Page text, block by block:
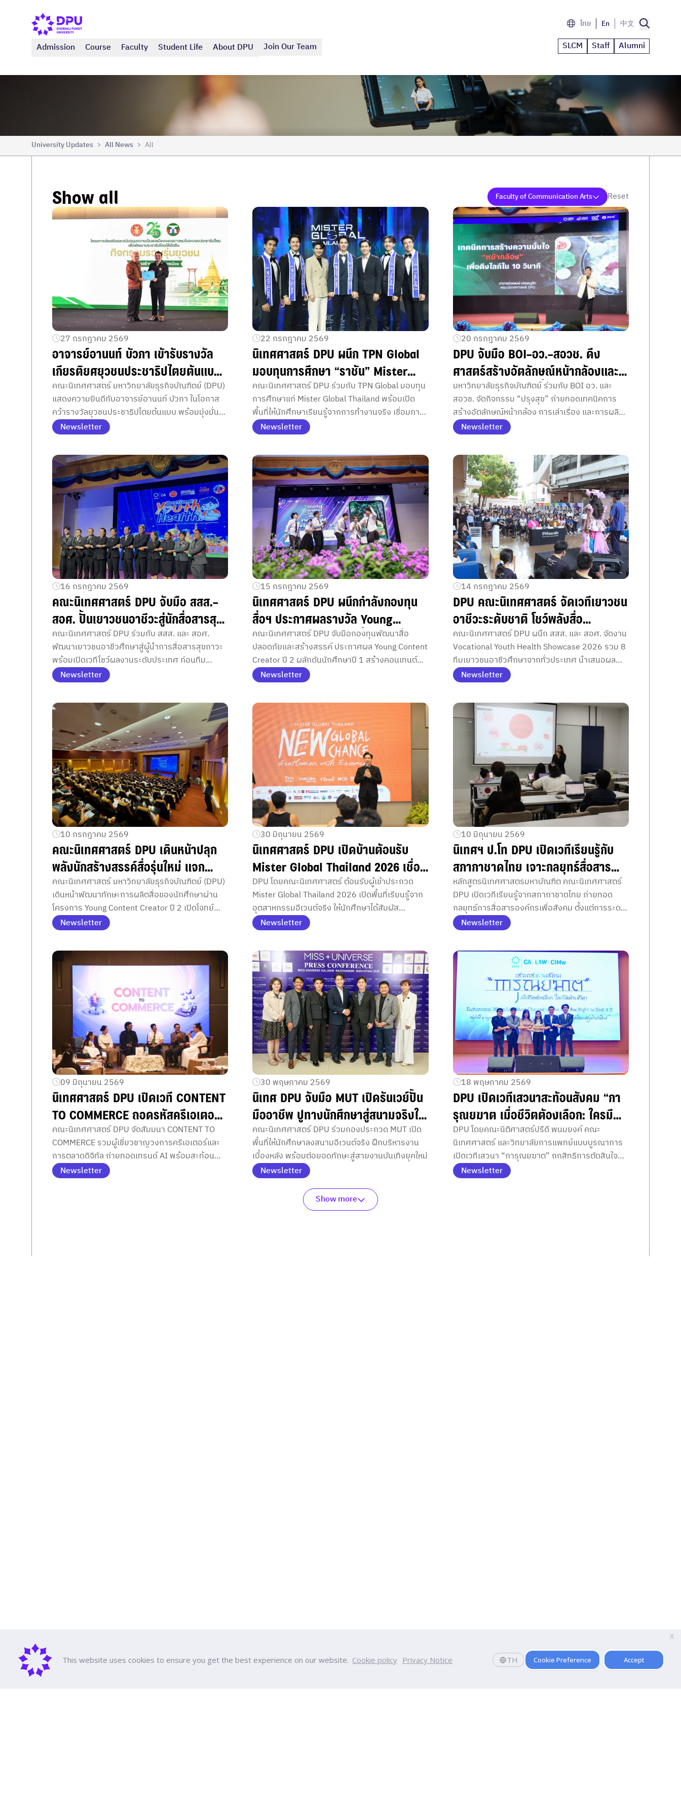
This website uses cookies to ensure you get the best experience on our website. Cookie policy Privacy Notice TH Cookie Preference Accept
X
ไทย En 中文
Admission Course Faculty Student Life About DPU Join Our Team SLCM Staff Alumni
University Updates > All News > All
Show all Faculty of Communication Arts Reset
27 กรกฎาคม 2569
อาจารย์อานนท์ บัวภา เข้ารับรางวัล
เกียรติยศยุวชนประชาธิปไตยต้นแบบ
จากประธานรัฐสภา
คณะนิเทศศาสตร์ มหาวิทยาลัยธุรกิจบัณฑิตย์ (DPU)
แสดงความยินดีกับอาจารย์อานนท์ บัวภา ในโอกาส
คว้ารางวัลยุวชนประชาธิปไตยต้นแบบ พร้อมมุ่งมั่น
ขับเคลื่อนวิสัยทัศน์ในการพัฒนาครีเอเตอร์รุ่นใหม่ที่มี
คุณภาพและมีคุณธรรม
Newsletter
22 กรกฎาคม 2569
นิเทศศาสตร์ DPU ผนึก TPN Global
มอบทุนการศึกษา “ราชัน” Mister
Global Thailand พร้อมเปิดพื้นที่ให้
เด็กอีเวนต์ลงมือสร้างประสบการณ์
จริงในอุตสาหกรรมอีเวนต์–บันเทิง
คณะนิเทศศาสตร์ DPU ร่วมกับ TPN Global มอบทุน
การศึกษาแก่ Mister Global Thailand พร้อมเปิด
พื้นที่ให้นักศึกษาเรียนรู้จากการทำงานจริง เชื่อมการ
ศึกษาสู่อุตสาหกรรมอีเวนต์และบันเทิงอย่างเป็นรูป
ธรรม
Newsletter
20 กรกฎาคม 2569
DPU จับมือ BOI–อว.–สอวช. ดึง
ศาสตร์สร้างอัตลักษณ์หน้ากล้องและ
การผลิตคอนเทนต์ ปั้น ‘สถาปนิก
สุขภาพ’ เจาะเทคนิคพัฒนาศักยภาพ
สื่อสารไปยังกลุ่มเป้าหมาย
มหาวิทยาลัยธุรกิจบัณฑิตย์ ร่วมกับ BOI อว. และ
สอวช. จัดกิจกรรม “ปรุงสุข” ถ่ายทอดเทคนิคการ
สร้างอัตลักษณ์หน้ากล้อง การเล่าเรื่อง และการผลิต
คอนเทนต์ด้วย AI เพื่อยกระดับผู้ประกอบการสุขภาพ
สู่ตลาด
Newsletter
16 กรกฎาคม 2569
คณะนิเทศศาสตร์ DPU จับมือ สสส.–
สอศ. ปั้นเยาวชนอาชีวะสู่นักสื่อสารสุข
ภาวะ ดันทีมวิทยาลัยอาชีวศึกษา
เชียงรายคว้า Best of The Best
ด้วย “พื้นที่ปลอดภัยเคลื่อนที่”
คณะนิเทศศาสตร์ DPU ร่วมกับ สสส. และ สอศ.
พัฒนาเยาวชนอาชีวศึกษาสู่ผู้นำการสื่อสารสุขภาวะ
พร้อมเปิดเวทีโชว์ผลงานระดับประเทศ ก่อนทีม
วิทยาลัยอาชีวศึกษาเชียงรายคว้ารางวัลสูงสุดด้วย
โครงการ “พื้นที่ปลอดภัยเคลื่อนที่”
Newsletter
15 กรกฎาคม 2569
นิเทศศาสตร์ DPU ผนึกกำลังกองทุน
สื่อฯ ประกาศผลรางวัล Young
Content Creator ปี 2 ปั้นเฟรชชี่
สร้างสรรค์คอนเทนต์ปลอดภัยภายใต้
จริยธรรมยุค AI
คณะนิเทศศาสตร์ DPU จับมือกองทุนพัฒนาสื่อ
ปลอดภัยและสร้างสรรค์ ประกาศผล Young Content
Creator ปี 2 ผลักดันนักศึกษาปี 1 สร้างคอนเทนต์
คุณภาพ ปลูกฝังจริยธรรมวิชาชีพ พร้อมใช้ AI อย่าง
รับผิดชอบต่อสังคม
Newsletter
14 กรกฎาคม 2569
DPU คณะนิเทศศาสตร์ จัดเวทีเยาวชน
อาชีวะระดับชาติ โชว์พลังสื่อ
สร้างสรรค์ ลุ้นสุดยอดโครงการสุข
ภาวะ 2569
คณะนิเทศศาสตร์ DPU ผนึก สสส. และ สอศ. จัดงาน
Vocational Youth Health Showcase 2026 รวม 8
ทีมเยาวชนอาชีวศึกษาจากทั่วประเทศ นำเสนอผล
งานสื่อสร้างสรรค์ด้านสุขภาวะ พร้อมประกาศรางวัล
สุดยอดโครงการระดับชาติ
Newsletter
10 กรกฎาคม 2569
คณะนิเทศศาสตร์ DPU เดินหน้าปลุก
พลังนักสร้างสรรค์สื่อรุ่นใหม่ แจก
โจทย์แข่งขัน “Young Content
Creator ปี 2” เตรียมประกาศผลคลิป
วิดีโอสร้างสรรค์ 14 กรกฎาคมนี้
คณะนิเทศศาสตร์ มหาวิทยาลัยธุรกิจบัณฑิตย์ (DPU)
เดินหน้าพัฒนาทักษะการผลิตสื่อของนักศึกษาผ่าน
โครงการ Young Content Creator ปี 2 เปิดโจทย์
แข่งขันสร้างคอนเทนต์สร้างสรรค์ พร้อมประกาศผล
ผลงานยอดเยี่ยม 14 กรกฎาคมนี้
Newsletter
30 มิถุนายน 2569
นิเทศศาสตร์ DPU เปิดบ้านต้อนรับ
Mister Global Thailand 2026 เชื่อม
โยงห้องเรียนอุตสาหกรรม อีเวนต์จริง
เสริมศักยภาพนักศึกษาผ่านการเรียนรู้
จากผู้เชี่ยวชาญสู่เวทีระดับประเทศ
DPU โดยคณะนิเทศศาสตร์ ต้อนรับผู้เข้าประกวด
Mister Global Thailand 2026 เปิดพื้นที่เรียนรู้จาก
อุตสาหกรรมอีเวนต์จริง ให้นักศึกษาได้สัมผัส
ประสบการณ์ทำงานร่วมกับผู้เชี่ยวชาญและเวที
ประกวดระดับประเทศ
Newsletter
10 มิถุนายน 2569
นิเทศฯ ป.โท DPU เปิดเวทีเรียนรู้กับ
สภากาชาดไทย เจาะกลยุทธ์สื่อสาร
องค์กรเพื่อสังคม สร้าง Social
Impact
หลักสูตรนิเทศศาสตรมหาบัณฑิต คณะนิเทศศาสตร์
DPU เปิดเวทีเรียนรู้จากสภากาชาดไทย ถ่ายทอด
กลยุทธ์การสื่อสารองค์กรเพื่อสังคม ตั้งแต่การระดม
ทุนดิจิทัล การสร้างความศรัทธา ไปจนถึงการขับ
เคลื่อนผลกระทบเชิงบวกที่เกิดขึ้นได้จริงในสังคม
Newsletter
09 มิถุนายน 2569
นิเทศศาสตร์ DPU เปิดเวที CONTENT
TO COMMERCE ถอดรหัสครีเอเตอร์
ยุค AI โชว์ศักยภาพปริญญาโทเรียน
จริงทำจริง
คณะนิเทศศาสตร์ DPU จัดสัมมนา CONTENT TO
COMMERCE รวมผู้เชี่ยวชาญวงการครีเอเตอร์และ
การตลาดดิจิทัล ถ่ายทอดเทรนด์ AI พร้อมสะท้อน
ศักยภาพนักศึกษาปริญญาโทผ่านการลงมือทำจริง
ทุกขั้นตอน
Newsletter
30 พฤษภาคม 2569
นิเทศ DPU จับมือ MUT เปิดรันเวย์ปั้น
มืออาชีพ ปูทางนักศึกษาสู่สนามจริงใน
เวทีระดับประเทศ
คณะนิเทศศาสตร์ DPU ร่วมกองประกวด MUT เปิด
พื้นที่ให้นักศึกษาลงสนามอีเวนต์จริง ฝึกบริหารงาน
เบื้องหลัง พร้อมต่อยอดทักษะสู่สายงานบันเทิงยุคใหม่
Newsletter
18 พฤษภาคม 2569
DPU เปิดเวทีเสวนาสะท้อนสังคม “กา
รุณยฆาต เมื่อชีวิตต้องเลือก: ใครมี
สิทธิจบชีวิต?” ถกมุมมองกฎหมาย
การแพทย์ จริยธรรม และพุทธศาสนา
DPU โดยคณะนิติศาสตร์ปรีดี พนมยงค์ คณะ
นิเทศศาสตร์ และวิทยาลัยการแพทย์แบบบูรณาการ
เปิดเวทีเสวนา “การุณยฆาต” ถกสิทธิการตัดสินใจ
วาระสุดท้ายของชีวิตผ่านมุมกฎหมาย การแพทย์
จริยธรรม และพุทธศาสนา
Newsletter
Show more